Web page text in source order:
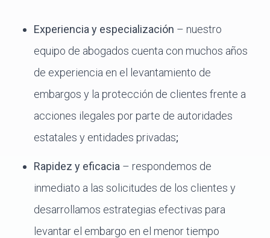
Experiencia y especialización – nuestro
equipo de abogados cuenta con muchos años
de experiencia en el levantamiento de
embargos y la protección de clientes frente a
acciones ilegales por parte de autoridades
estatales y entidades privadas;
Rapidez y eficacia – respondemos de
inmediato a las solicitudes de los clientes y
desarrollamos estrategias efectivas para
levantar el embargo en el menor tiempo